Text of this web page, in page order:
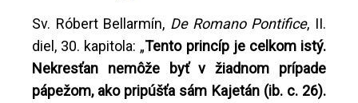
Sv. Róbert Bellarmín, De Romano Pontifice, II.
diel, 30. kapitola: „Tento princíp je celkom istý.
Nekresťan nemôže byť v žiadnom prípade
pápežom, ako pripúšťa sám Kajetán (ib. c. 26).